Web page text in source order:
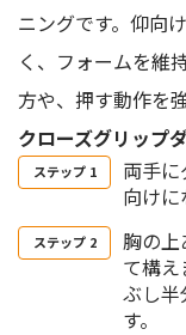
ニングです。仰向
く、フォームを維
方や、押す動作を
クローズグリップ
両手
向けに
胸の
て構
ぶし半
す。